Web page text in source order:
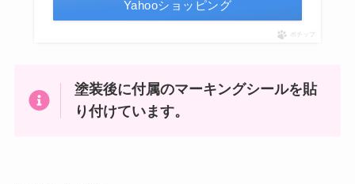
Yahooショッピング
ポチップ
塗装後に付属のマーキングシールを貼
り付けています。